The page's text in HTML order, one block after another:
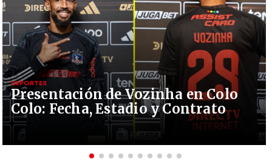
Presentación de Vozinha en Colo
Colo: Fecha, Estadio y Contrato
DEPORTES